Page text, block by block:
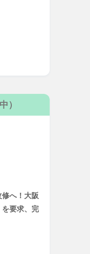
）
へ！大阪
要求、完